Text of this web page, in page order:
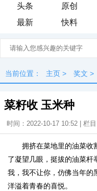
头条 原创
最新
快料
当前位置： 主页 > 奖文 >
菜籽收 玉米种
时间：2022-10-17 10:52 | 栏目
拥挤在菜地里的油菜收
了凝望几眼，挺拔的油菜杆
我，我不让你，仿佛当年的
洋溢着青春的喜悦。